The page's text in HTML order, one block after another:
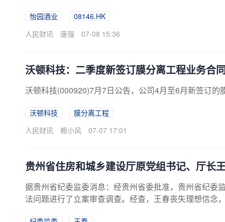
怡园酒业
08146.HK
人民财讯
唐强 07-08 15:36
沃顿科技：二季度新签订膜分离工程业务合
沃顿科技(000920)7月7日公告，公司4月至6月新签订
沃顿科技
膜分离工程
人民财讯
赖小风 07-07 17:01
贵州省住房和城乡建设厅原党组书记、厅长
据贵州省纪委监委消息：经贵州省委批准，贵州省纪委
法问题进行了立案审查调查。经查，王春丧失理想信念